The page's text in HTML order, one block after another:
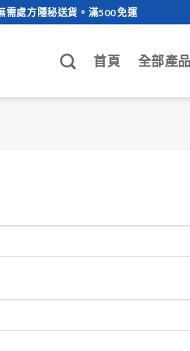
需處方隱秘送貨。滿500免運
首頁 全部產品